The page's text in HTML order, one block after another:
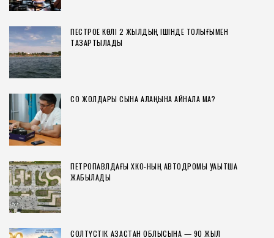
ПЕСТРОЕ КӨЛІ 2 ЖЫЛДЫҢ ІШІНДЕ ТОЛЫҒЫМЕН
ТАЗАРТЫЛАДЫ
СҚО ЖОЛДАРЫ СЫНАҚ АЛАҢЫНА АЙНАЛА МА?
ПЕТРОПАВЛДАҒЫ ХҚКО-НЫҢ АВТОДРОМЫ УАҚЫТША
ЖАБЫЛАДЫ
СОЛТҮСТІК ҚАЗАҚСТАН ОБЛЫСЫНА — 90 ЖЫЛ